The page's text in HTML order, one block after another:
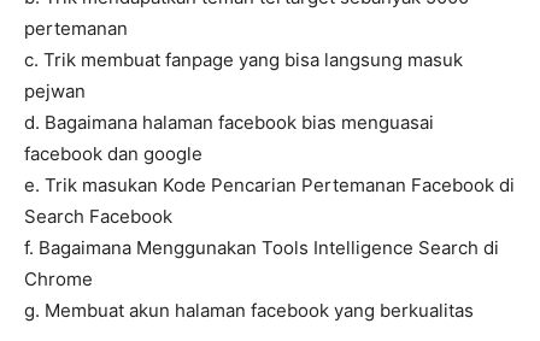
pertemanan
c. Trik membuat fanpage yang bisa langsung masuk
pejwan
d. Bagaimana halaman facebook bias menguasai
facebook dan google
e. Trik masukan Kode Pencarian Pertemanan Facebook di
Search Facebook
f. Bagaimana Menggunakan Tools Intelligence Search di
Chrome
g. Membuat akun halaman facebook yang berkualitas